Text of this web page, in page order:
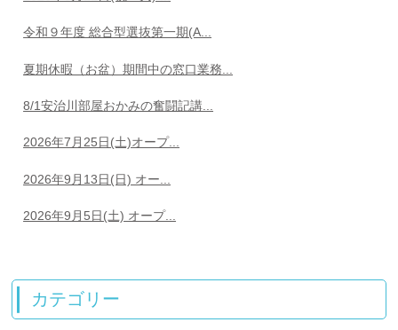
令和９年度 総合型選抜第一期(A...
夏期休暇（お盆）期間中の窓口業務...
8/1安治川部屋おかみの奮闘記講...
2026年7月25日(土)オープ...
2026年9月13日(日) オー...
2026年9月5日(土) オープ...
カテゴリー